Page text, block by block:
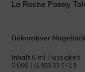
La Roche Posay
Dekorativer
Inhalt 6 ml Flüssigkeit
0.006 l
(1.983,33 € / 1 l)